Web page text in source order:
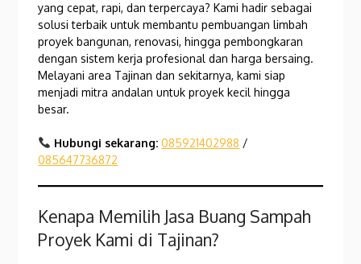
yang cepat, rapi, dan terpercaya? Kami hadir sebagai
solusi terbaik untuk membantu pembuangan limbah
proyek bangunan, renovasi, hingga pembongkaran
dengan sistem kerja profesional dan harga bersaing.
Melayani area Tajinan dan sekitarnya, kami siap
menjadi mitra andalan untuk proyek kecil hingga
besar.
Hubungi sekarang: 085921402988 /
085647736872
Kenapa Memilih Jasa Buang Sampah
Proyek Kami di Tajinan?